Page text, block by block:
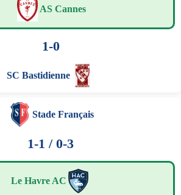
AS Cannes
1-0
SC Bastidienne
Stade Français
1-1 / 0-3
Le Havre AC